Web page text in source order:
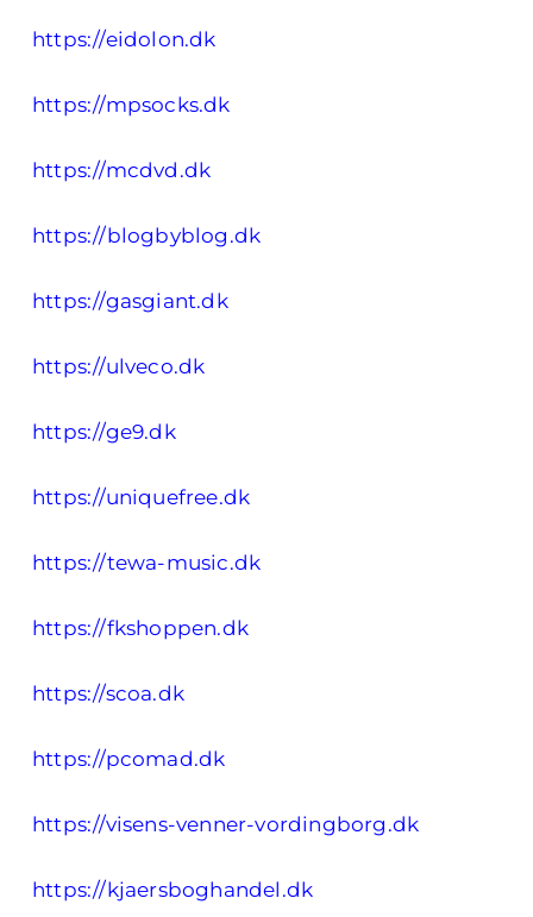
https://eidolon.dk
https://mpsocks.dk
https://mcdvd.dk
https://blogbyblog.dk
https://gasgiant.dk
https://ulveco.dk
https://ge9.dk
https://uniquefree.dk
https://tewa-music.dk
https://fkshoppen.dk
https://scoa.dk
https://pcomad.dk
https://visens-venner-vordingborg.dk
https://kjaersboghandel.dk